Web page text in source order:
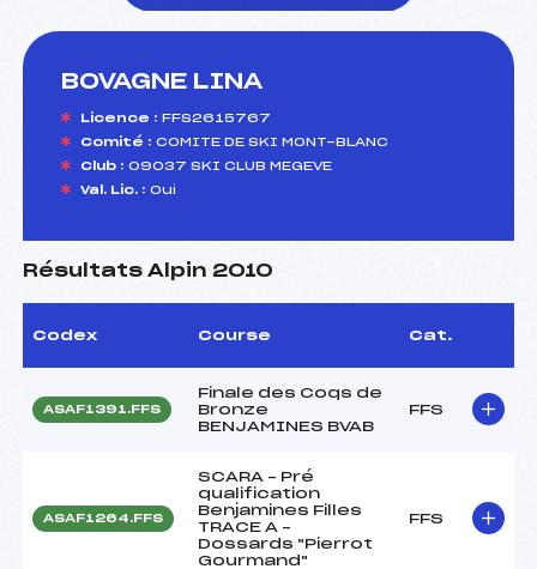
BOVAGNE LINA
Licence : FFS2615767
Comité : COMITE DE SKI MONT-BLANC
Club : 09037 SKI CLUB MEGEVE
Val. Lic. : Oui
Résultats Alpin 2010
Codex Course Cat.
ASAF1391.FFS
Finale des Coqs de
Bronze
BENJAMINES BVAB
FFS
ASAF1264.FFS
SCARA – Pré
qualification
Benjamines Filles
TRACE A –
Dossards "Pierrot
Gourmand"
FFS